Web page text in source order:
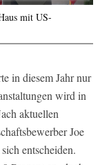
mit US-
in diesem Jahr nur
wird in
aktuellen
Joe
entscheiden.